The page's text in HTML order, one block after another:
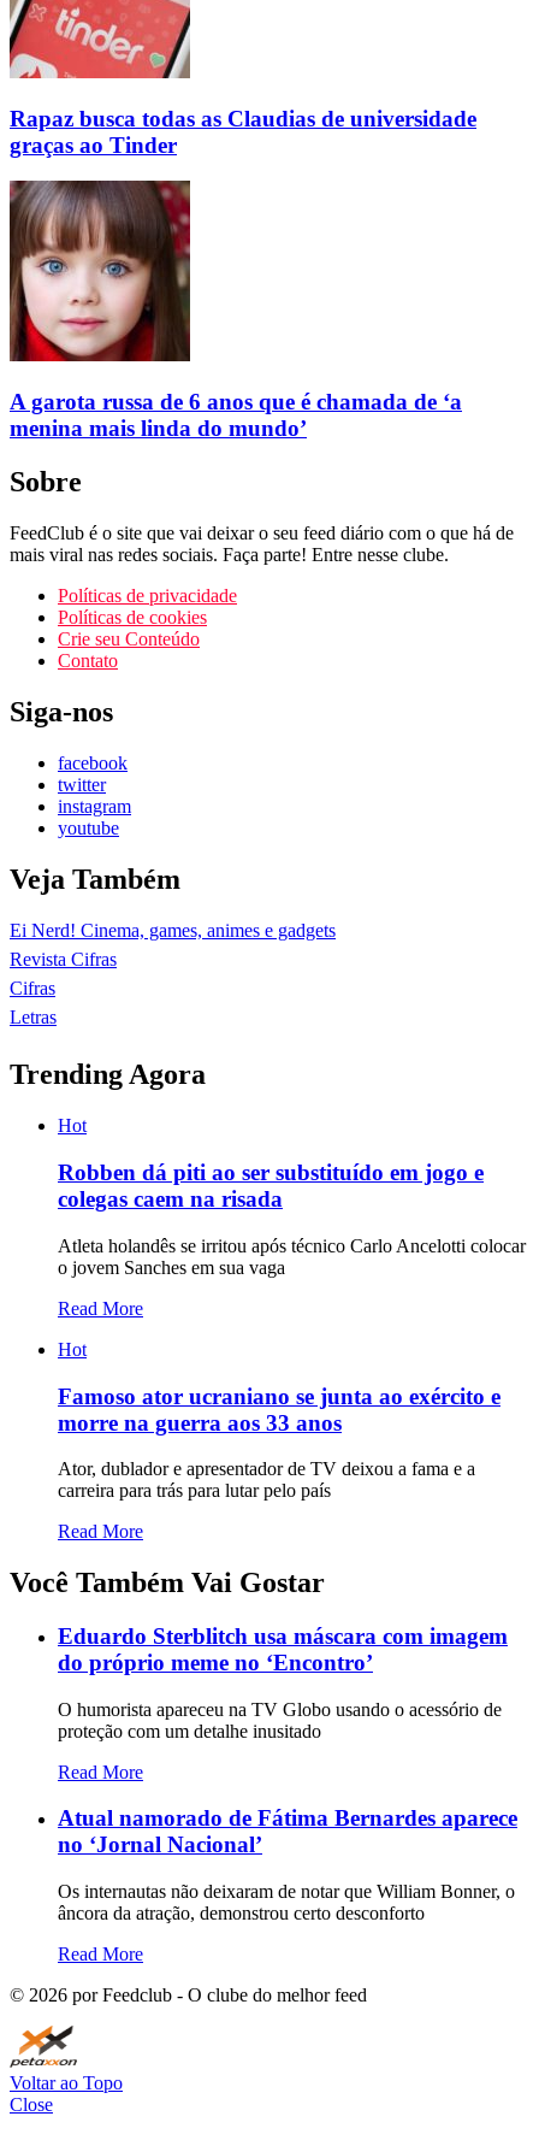
Rapaz busca todas as Claudias de universidade
graças ao Tinder
A garota russa de 6 anos que é chamada de ‘a
menina mais linda do mundo’
Sobre
FeedClub é o site que vai deixar o seu feed diário com o que há de
mais viral nas redes sociais. Faça parte! Entre nesse clube.
Políticas de privacidade
Políticas de cookies
Crie seu Conteúdo
Contato
Siga-nos
facebook
twitter
instagram
youtube
Veja Também
Ei Nerd! Cinema, games, animes e gadgets
Revista Cifras
Cifras
Letras
Trending Agora
Hot
Robben dá piti ao ser substituído em jogo e
colegas caem na risada
Atleta holandês se irritou após técnico Carlo Ancelotti colocar
o jovem Sanches em sua vaga
Read More
Hot
Famoso ator ucraniano se junta ao exército e
morre na guerra aos 33 anos
Ator, dublador e apresentador de TV deixou a fama e a
carreira para trás para lutar pelo país
Read More
Você Também Vai Gostar
Eduardo Sterblitch usa máscara com imagem
do próprio meme no ‘Encontro’
O humorista apareceu na TV Globo usando o acessório de
proteção com um detalhe inusitado
Read More
Atual namorado de Fátima Bernardes aparece
no ‘Jornal Nacional’
Os internautas não deixaram de notar que William Bonner, o
âncora da atração, demonstrou certo desconforto
Read More
© 2026 por Feedclub - O clube do melhor feed
Voltar ao Topo
Close